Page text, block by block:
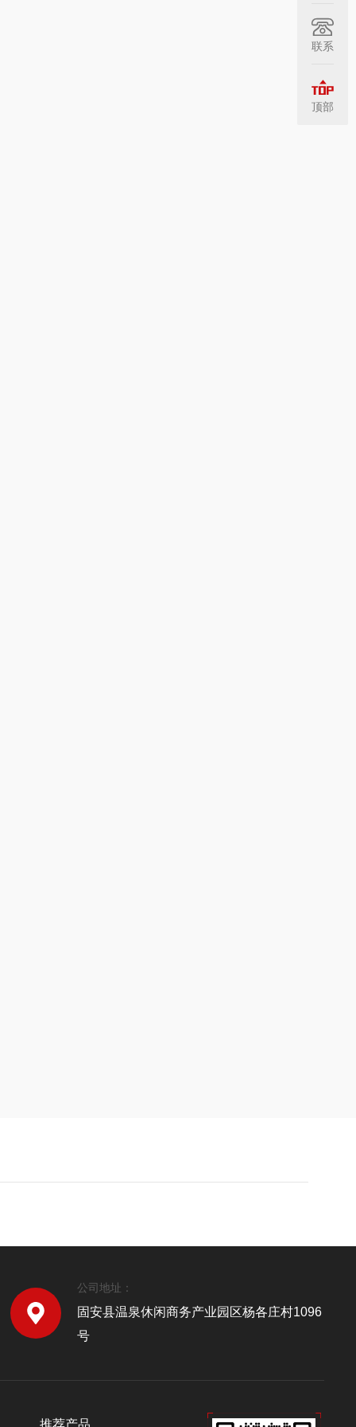
公司地址：
固安县温泉休闲商务产业园区杨各庄村1096
号
推荐产品
联系
顶部